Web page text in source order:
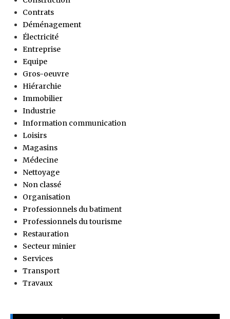
Contrats
Déménagement
Électricité
Entreprise
Equipe
Gros-oeuvre
Hiérarchie
Immobilier
Industrie
Information communication
Loisirs
Magasins
Médecine
Nettoyage
Non classé
Organisation
Professionnels du batiment
Professionnels du tourisme
Restauration
Secteur minier
Services
Transport
Travaux